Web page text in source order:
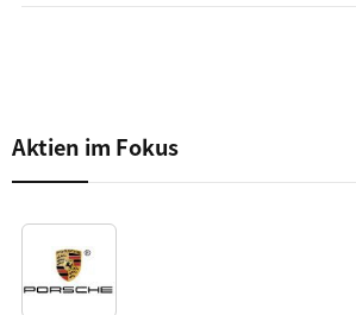
Aktien im Fokus